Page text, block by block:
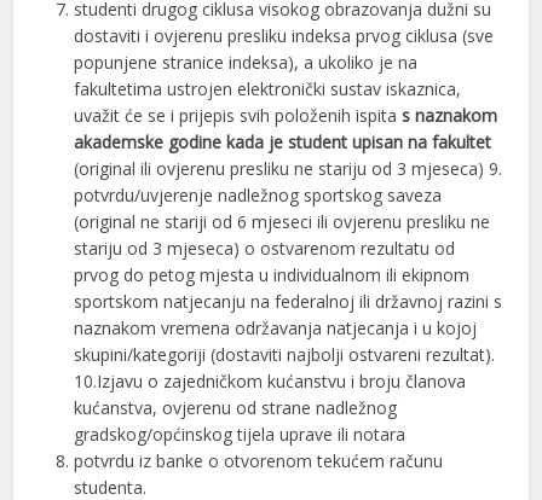
studenti drugog ciklusa visokog obrazovanja dužni su
dostaviti i ovjerenu presliku indeksa prvog ciklusa (sve
popunjene stranice indeksa), a ukoliko je na
fakultetima ustrojen elektronički sustav iskaznica,
uvažit će se i prijepis svih položenih ispitas naznakom
akademske godine kada je student upisan na fakultet
(original ili ovjerenu presliku ne stariju od 3 mjeseca) 9.
potvrdu/uvjerenje nadležnog sportskog saveza
(original ne stariji od 6 mjeseci ili ovjerenu presliku ne
stariju od 3 mjeseca) o ostvarenom rezultatu od
prvog do petog mjesta u individualnom ili ekipnom
sportskom natjecanju na federalnoj ili državnoj razini s
naznakom vremena održavanja natjecanja i u kojoj
skupini/kategoriji (dostaviti najbolji ostvareni rezultat).
10.Izjavu o zajedničkom kućanstvu i broju članova
kućanstva, ovjerenu od strane nadležnog
gradskog/općinskog tijela uprave ili notara
potvrdu iz banke o otvorenom tekućem računu
studenta.